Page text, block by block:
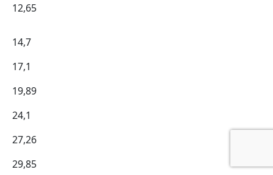
12,65
14,7
17,1
19,89
24,1
27,26
29,85